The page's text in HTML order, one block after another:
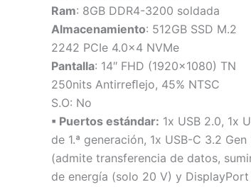
Ram: 8GB DDR4-3200 soldada
Almacenamiento: 512GB SSD M.2
2242 PCIe 4.0×4 NVMe
Pantalla: 14″ FHD (1920×1080) TN
250nits Antirreﬂejo, 45% NTSC
S.O: No
▪ Puertos estándar: 1x USB 2.0, 1x
de 1.ª generación, 1x USB-C 3.2 Gen
(admite transferencia de datos,
de energía (solo 20 V) y DisplayPort